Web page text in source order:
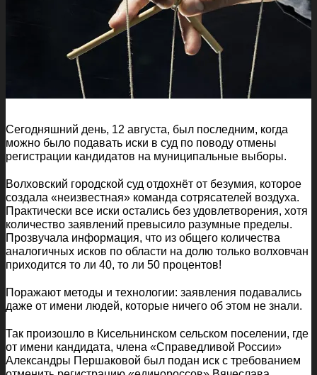
Сегодняшний день, 12 августа, был последним, когда
можно было подавать иски в суд по поводу отмены
регистрации кандидатов на муниципальные выборы.
Волховский городской суд отдохнёт от безумия, которое
создала «неизвестная» команда сотрясателей воздуха.
Практически все иски остались без удовлетворения, хотя
количество заявлений превысило разумные пределы.
Прозвучала информация, что из общего количества
аналогичных исков по области на долю только волховчан
приходится то ли 40, то ли 50 процентов!
Поражают методы и технологии: заявления подавались
даже от имени людей, которые ничего об этом не знали.
Так произошло в Кисельнинском сельском поселении, где
от имени кандидата, члена «Справедливой России»
Александры Першаковой был подан иск с требованием